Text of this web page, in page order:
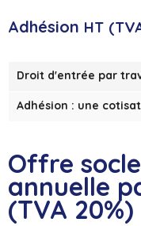
Adhésion HT
Droit d'entrée par
Adhésion : une
Offre socle
annuelle
(TVA 20%)